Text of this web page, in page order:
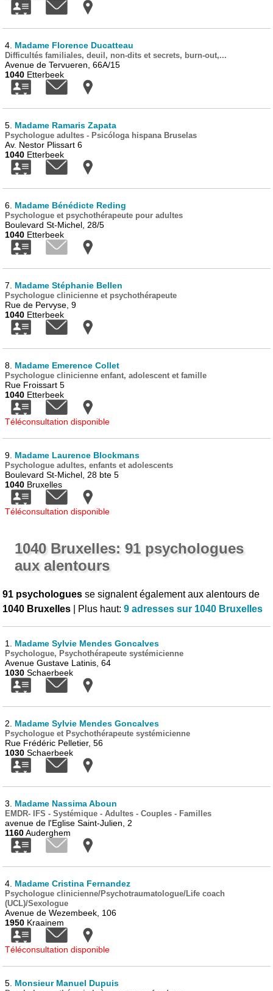
4. Madame Florence Ducatteau
Difficultés familiales, deuil, non-dits et secrets, burn-out,...
Avenue de Tervueren, 66A/15
1040 Etterbeek
5. Madame Ramaris Zapata
Psychologue adultes - Psicóloga hispana Bruselas
Av. Nestor Plissart 6
1040 Etterbeek
6. Madame Bénédicte Reding
Psychologue et psychothérapeute pour adultes
Boulevard St-Michel, 28/5
1040 Etterbeek
7. Madame Stéphanie Bellen
Psychologue clinicienne et psychothérapeute
Rue de Pervyse, 9
1040 Etterbeek
8. Madame Emerence Collet
Psychologue clinicienne enfant, adolescent et famille
Rue Froissart 5
1040 Etterbeek
Téléconsultation disponible
9. Madame Laurence Blockmans
Psychologue adultes, enfants et adolescents
Boulevard St-Michel, 28 bte 5
1040 Bruxelles
Téléconsultation disponible
1040 Bruxelles: 91 psychologues
aux alentours
91 psychologues se signalent également aux alentours de
1040 Bruxelles | Plus haut:9 adresses sur 1040 Bruxelles
1. Madame Sylvie Mendes Goncalves
Psychologue, Psychothérapeute systémicienne
Avenue Gustave Latinis, 64
1030 Schaerbeek
2. Madame Sylvie Mendes Goncalves
Psychologue et Psychothérapeute systémicienne
Rue Frédéric Pelletier, 56
1030 Schaerbeek
3. Madame Nassima Aboun
EMDR- IFS - Systémique - Adultes - Couples - Familles
avenue de l'Eglise Saint-Julien, 2
1160Auderghem
4. Madame Cristina Fernandez
Psychologue clinicienne/Psychotraumatologue/Life coach
(UCL)/Sexologue
Avenue de Wezembeek, 106
1950 Kraainem
Téléconsultation disponible
5. Monsieur Manuel Dupuis